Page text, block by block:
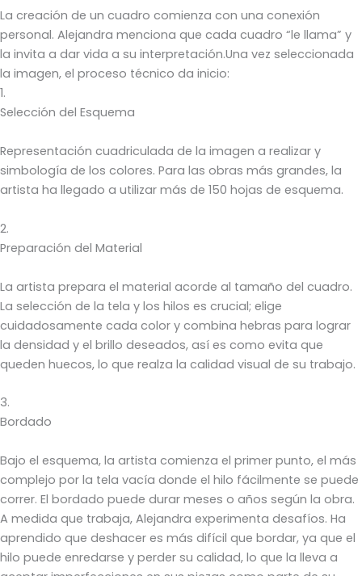
La creación de un cuadro comienza con una conexión
personal. Alejandra menciona que cada cuadro “le llama” y
la invita a dar vida a su interpretación.Una vez seleccionada
la imagen, el proceso técnico da inicio:
1.
Selección del Esquema
Representación cuadriculada de la imagen a realizar y
simbología de los colores. Para las obras más grandes, la
artista ha llegado a utilizar más de 150 hojas de esquema.
2.
Preparación del Material
La artista prepara el material acorde al tamaño del cuadro.
La selección de la tela y los hilos es crucial; elige
cuidadosamente cada color y combina hebras para lograr
la densidad y el brillo deseados, así es como evita que
queden huecos, lo que realza la calidad visual de su trabajo.
3.
Bordado
Bajo el esquema, la artista comienza el primer punto, el más
complejo por la tela vacía donde el hilo fácilmente se puede
correr. El bordado puede durar meses o años según la obra.
A medida que trabaja, Alejandra experimenta desafíos. Ha
aprendido que deshacer es más difícil que bordar, ya que el
hilo puede enredarse y perder su calidad, lo que la lleva a